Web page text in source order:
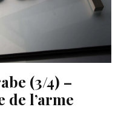
(3/4) –
de l’arme